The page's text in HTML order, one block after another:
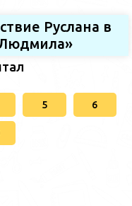
Руслана в
5 6